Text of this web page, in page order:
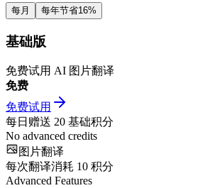
每月 每年节省16%
基础版
免费试用 AI 图片翻译
免费
免费试用
每日赠送 20 基础积分
No advanced credits
图片翻译
每次翻译消耗 10 积分
Advanced Features